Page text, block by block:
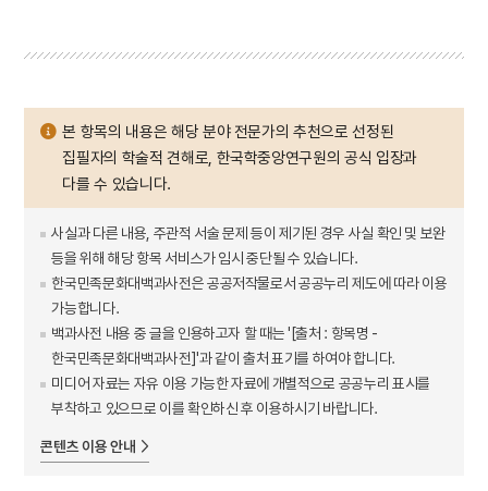
본 항목의 내용은 해당 분야 전문가의 추천으로 선정된
집필자의 학술적 견해로, 한국학중앙연구원의 공식 입장과
다를 수 있습니다.
사실과 다른 내용, 주관적 서술 문제 등이 제기된 경우 사실 확인 및 보완
등을 위해 해당 항목 서비스가 임시 중단될 수 있습니다.
한국민족문화대백과사전은 공공저작물로서 공공누리 제도에 따라 이용
가능합니다.
백과사전 내용 중 글을 인용하고자 할 때는 '[출처 : 항목명 -
한국민족문화대백과사전]'과 같이 출처 표기를 하여야 합니다.
미디어 자료는 자유 이용 가능한 자료에 개별적으로 공공누리 표시를
부착하고 있으므로 이를 확인하신 후 이용하시기 바랍니다.
콘텐츠 이용 안내